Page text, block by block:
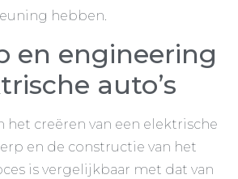
hebben.
en engineering
auto’s
het creëren van een elektrische
en de constructie van het
is vergelijkbaar met dat van